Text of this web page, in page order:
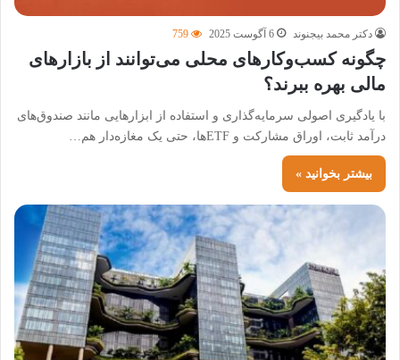
دکتر محمد بیجنوند 6 آگوست 2025 759
چگونه کسب‌وکارهای محلی می‌توانند از بازارهای
مالی بهره ببرند؟
با یادگیری اصولی سرمایه‌گذاری و استفاده از ابزارهایی مانند صندوق‌های
درآمد ثابت، اوراق مشارکت و ETFها، حتی یک مغازه‌دار هم…
بیشتر بخوانید »